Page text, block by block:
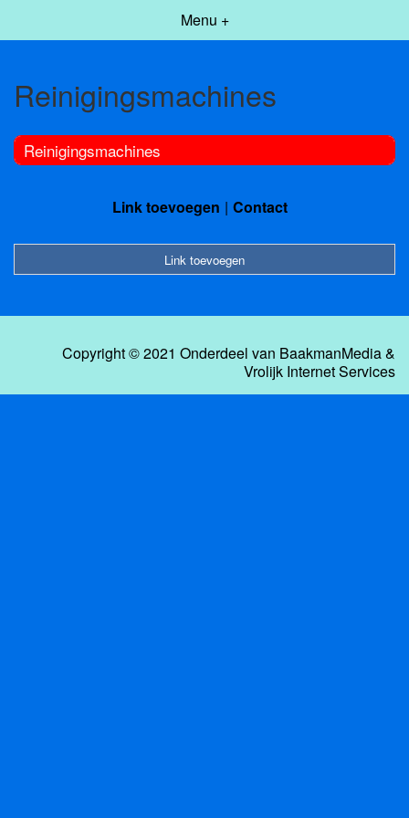
Menu +
Reinigingsmachines
Reinigingsmachines
Link toevoegen Contact
Link toevoegen
Copyright © 2021 Onderdeel van BaakmanMedia&
Vrolijk Internet Services